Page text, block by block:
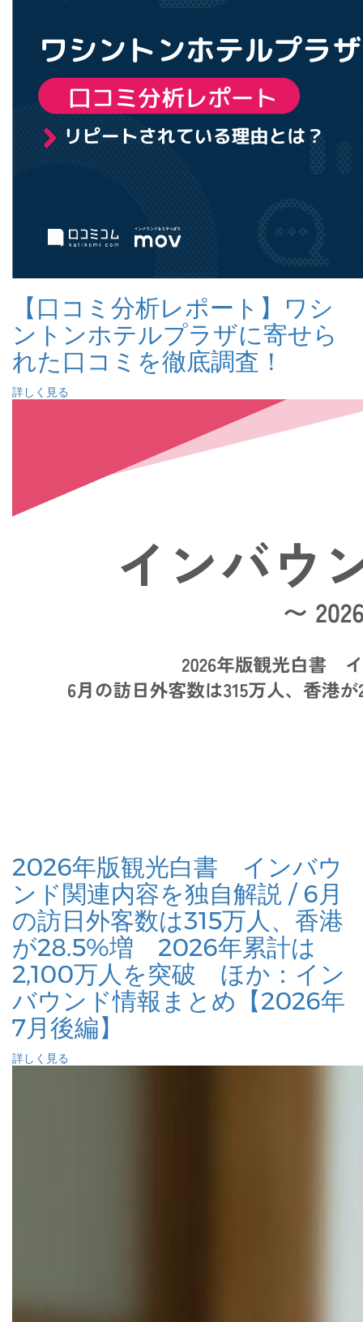
【口コミ分析レポート】ワシ
ントンホテルプラザに寄せら
れた口コミを徹底調査！
詳しく見る
2026年版観光白書 インバウ
ンド関連内容を独自解説 / 6月
の訪日外客数は315万人、香港
が28.5%増 2026年累計は
2,100万人を突破 ほか：イン
バウンド情報まとめ【2026年
7月後編】
詳しく見る